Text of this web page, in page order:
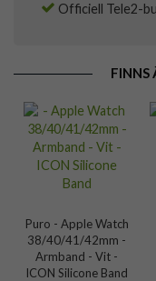
Officiell Tele2-
FINNS
Puro - Apple Watch
38/40/41/42mm -
Armband - Vit -
ICON Silicone Band